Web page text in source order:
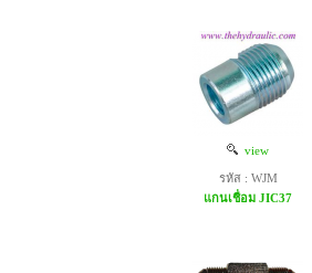
view
รหัส : WJM
แกนเชื่อม JIC37